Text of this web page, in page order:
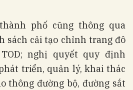
phố cũng thông qua
sách cải tạo chỉnh trang đô
nghị quyết quy định
triển, quản lý, khai thác
thông đường bộ, đường sắt